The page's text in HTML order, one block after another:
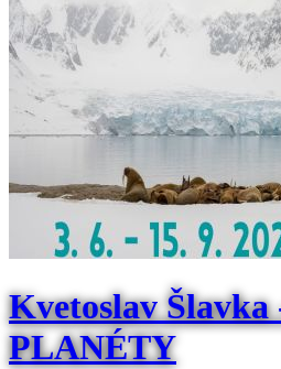
Kvetoslav
PLANÉTY